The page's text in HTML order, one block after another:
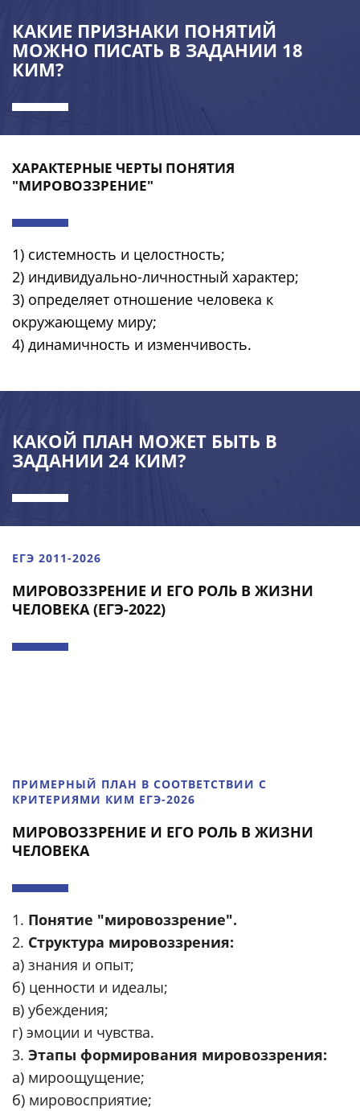
КАКИЕ ПРИЗНАКИ ПОНЯТИЙ
МОЖНО ПИСАТЬ В ЗАДАНИИ 18
КИМ?
ХАРАКТЕРНЫЕ ЧЕРТЫ ПОНЯТИЯ
"МИРОВОЗЗРЕНИЕ"
1) системность и целостность;
2) индивидуально-личностный характер;
3) определяет отношение человека к
окружающему миру;
4) динамичность и изменчивость.
КАКОЙ ПЛАН МОЖЕТ БЫТЬ В
ЗАДАНИИ 24 КИМ?
ЕГЭ 2011-2026
МИРОВОЗЗРЕНИЕ И ЕГО РОЛЬ В ЖИЗНИ
ЧЕЛОВЕКА (ЕГЭ-2022)
ПРИМЕРНЫЙ ПЛАН В СООТВЕТСТВИИ С
КРИТЕРИЯМИ КИМ ЕГЭ-2026
МИРОВОЗЗРЕНИЕ И ЕГО РОЛЬ В ЖИЗНИ
ЧЕЛОВЕКА
1. Понятие "мировоззрение".
2. Структура мировоззрения:
а) знания и опыт;
б) ценности и идеалы;
в) убеждения;
г) эмоции и чувства.
3. Этапы формирования мировоззрения:
а) мироощущение;
б) мировосприятие;